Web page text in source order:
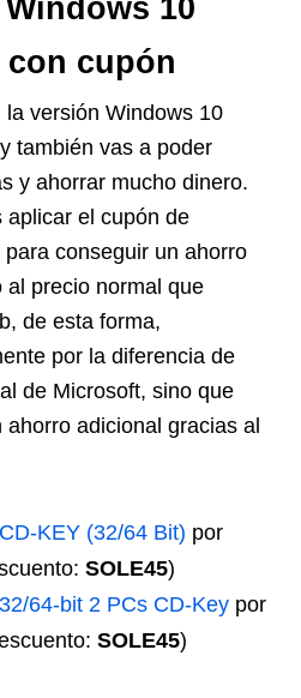
10
cupón
versión Windows 10
también vas a poder
y ahorrar mucho dinero.
aplicar el cupón de
para conseguir un ahorro
precio normal que
de esta forma,
por la diferencia de
de Microsoft, sino que
adicional gracias al
KEY (32/64 Bit) por
SOLE45)
64-bit 2 PCs CD-Key por
SOLE45)